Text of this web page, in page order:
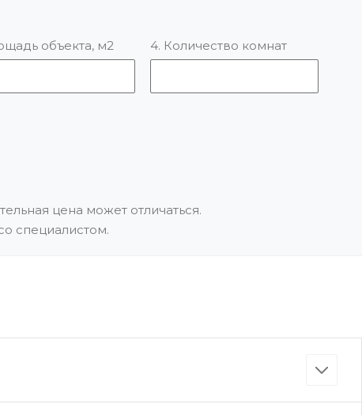
объекта, м2 4. Количество комнат
цена может отличаться.
специалистом.